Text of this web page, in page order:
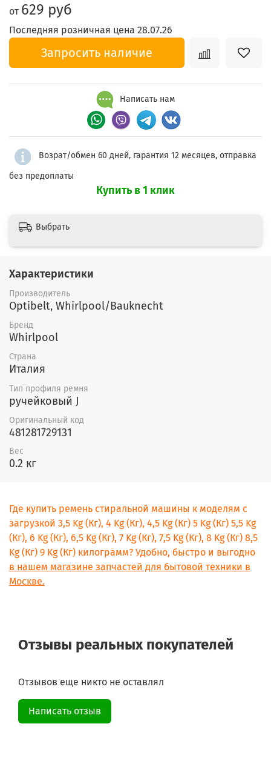
от 629 руб
Последняя розничная цена 28.07.26
Запросить наличие
Написать нам
Возрат/обмен 60 дней, гарантия 12 месяцев, отправка
без предоплаты
Купить в 1 клик
Выбрать
Характеристики
Производитель
Optibelt, Whirlpool/Bauknecht
Бренд
Whirlpool
Страна
Италия
Тип профиля ремня
ручейковый J
Оригинальный код
481281729131
Вес
0.2 кг
Где купить ремень стиральной машины к моделям с
загрузкой 3,5 Kg (Кг), 4 Kg (Кг), 4,5 Kg (Кг) 5 Kg (Кг) 5,5 Kg
(Кг), 6 Kg (Кг), 6,5 Kg (Кг), 7 Kg (Кг), 7,5 Kg (Кг), 8 Kg (Кг) 8,5
Kg (Кг) 9 Kg (Кг) килограмм? Удобно, быстро и выгодно
в нашем магазине запчастей для бытовой техники в
Москве.
Отзывы реальных покупателей
Отзывов еще никто не оставлял
Написать отзыв